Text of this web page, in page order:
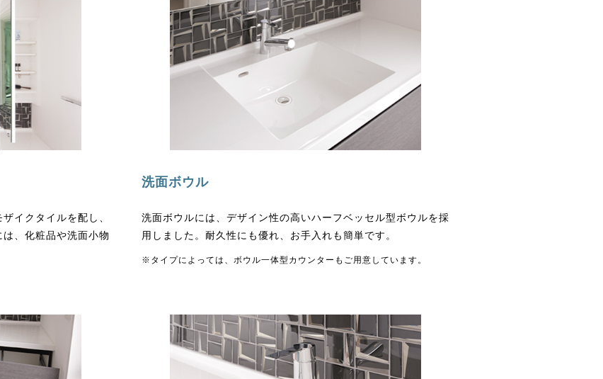
イクタイルを配し、
は、化粧品や洗面小物
洗面ボウル
洗面ボウルには、デザイン性の高いハーフベッセル型ボウルを採
用しました。耐久性にも優れ、お手入れも簡単です。
※タイプによっては、ボウル一体型カウンターもご用意しています。